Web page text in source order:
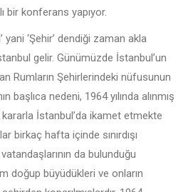
bir konferans yapıyor.
yani ‘Şehir’ dendiği zaman akla
gelir. Günümüzde İstanbul’un
Rumların Şehirlerindeki nüfusunun
başlıca nedeni, 1964 yılında alınmış
kararla İstanbul’da ikamet etmekte
birkaç hafta içinde sınırdışı
da bulunduğu
doğup büyüdükleri ve onların